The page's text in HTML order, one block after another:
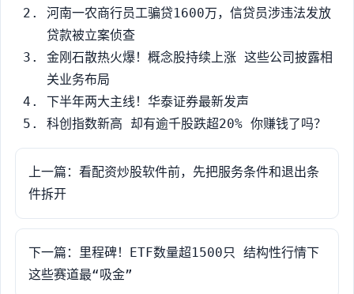
河南一农商行员工骗贷1600万，信贷员涉违法发放
贷款被立案侦查
金刚石散热火爆！概念股持续上涨 这些公司披露相
关业务布局
下半年两大主线！华泰证券最新发声
科创指数新高 却有逾千股跌超20% 你赚钱了吗？
上一篇：看配资炒股软件前，先把服务条件和退出条
件拆开
下一篇：里程碑！ETF数量超1500只 结构性行情下
这些赛道最“吸金”